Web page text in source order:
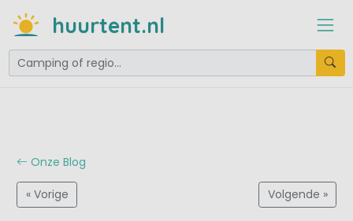
huurtent.nl
Onze Blog
« Vorige Volgende »